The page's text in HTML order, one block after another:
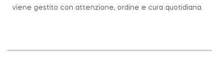
viene gestito con attenzione, ordine e cura quotidiana.